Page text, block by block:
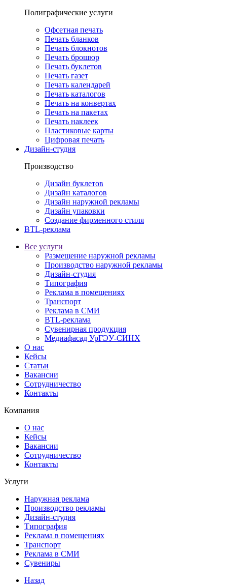
Полиграфические услуги
Офсетная печать
Печать бланков
Печать блокнотов
Печать брошюр
Печать буклетов
Печать газет
Печать календарей
Печать каталогов
Печать на конвертах
Печать на пакетах
Печать наклеек
Пластиковые карты
Цифровая печать
Дизайн-студия
Производство
Дизайн буклетов
Дизайн каталогов
Дизайн наружной рекламы
Дизайн упаковки
Создание фирменного стиля
BTL-реклама
Все услуги
Размещение наружной рекламы
Производство наружной рекламы
Дизайн-студия
Типография
Реклама в помещениях
Транспорт
Реклама в СМИ
BTL-реклама
Сувенирная продукция
Медиафасад УрГЭУ-СИНХ
О нас
Кейсы
Статьи
Вакансии
Сотрудничество
Контакты
Компания
О нас
Кейсы
Вакансии
Сотрудничество
Контакты
Услуги
Наружная реклама
Производство рекламы
Дизайн-студия
Типография
Реклама в помещениях
Транспорт
Реклама в СМИ
Сувениры
Назад